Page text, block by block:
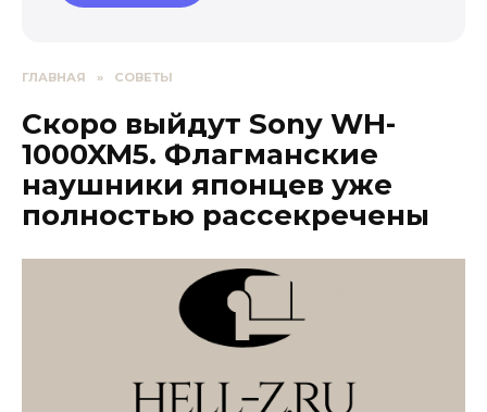
ГЛАВНАЯ » СОВЕТЫ
Скоро выйдут Sony WH-
1000XM5. Флагманские
наушники японцев уже
полностью рассекречены